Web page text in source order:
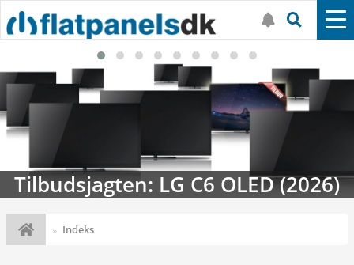
Tilbudsjagten: LG C6 OLED (2026)
Indeks